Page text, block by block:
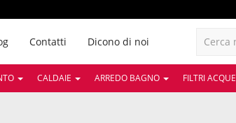
Contatti Dicono di noi
CALDAIE ARREDO BAGNO FILTRI ACQUE